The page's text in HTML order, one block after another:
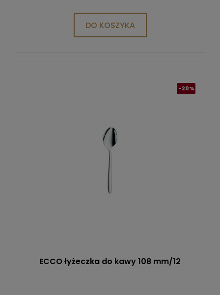
DO KOSZYKA
-20%
ECCO łyżeczka do kawy 108 mm/12